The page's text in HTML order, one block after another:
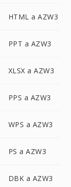
HTML a AZW3
PPT a AZW3
XLSX a AZW3
PPS a AZW3
WPS a AZW3
PS a AZW3
DBK a AZW3